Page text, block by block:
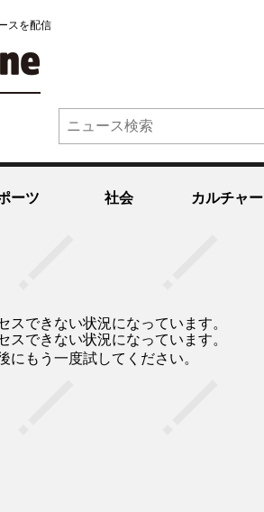
スを配信
ーツ 社会 カルチャー
できない状況になっています。
できない状況になっています。
にもう一度試してください。